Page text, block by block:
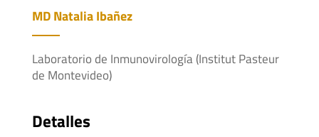
MD Natalia Ibañez
Laboratorio de Inmunovirología (Institut Pasteur
de Montevideo)
Detalles